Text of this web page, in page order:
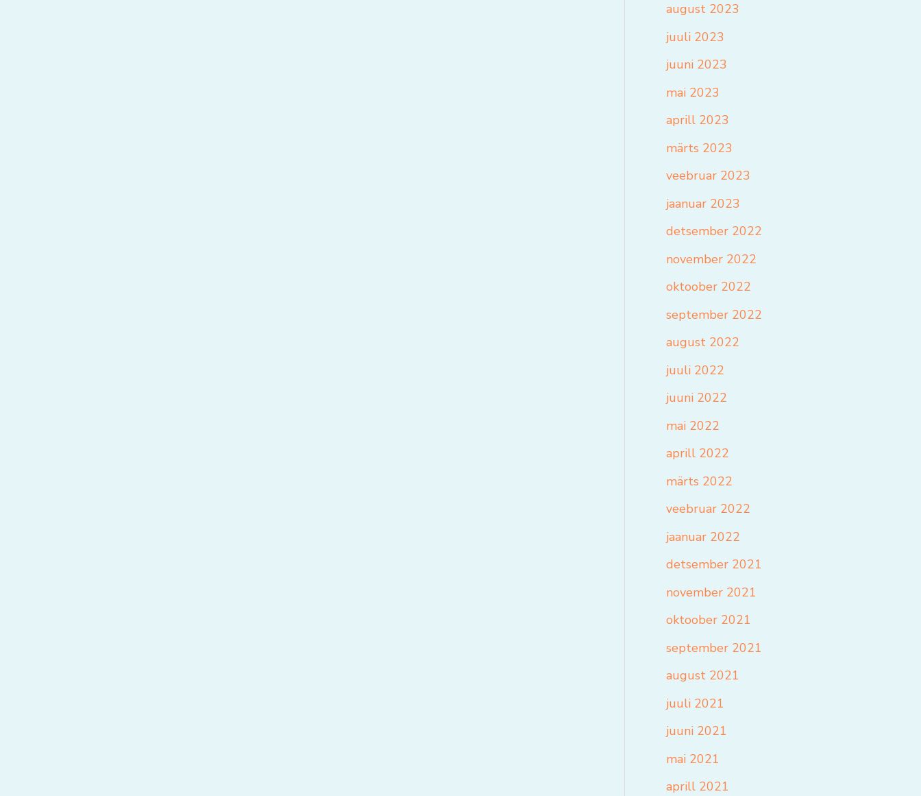
august 2023
juuli 2023
juuni 2023
mai 2023
aprill 2023
märts 2023
veebruar 2023
jaanuar 2023
detsember 2022
november 2022
oktoober 2022
september 2022
august 2022
juuli 2022
juuni 2022
mai 2022
aprill 2022
märts 2022
veebruar 2022
jaanuar 2022
detsember 2021
november 2021
oktoober 2021
september 2021
august 2021
juuli 2021
juuni 2021
mai 2021
aprill 2021